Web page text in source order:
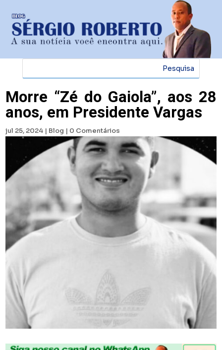
Morre “Zé do Gaiola”, aos 28
anos, em Presidente Vargas
jul 25, 2024 | Blog | 0 Comentários